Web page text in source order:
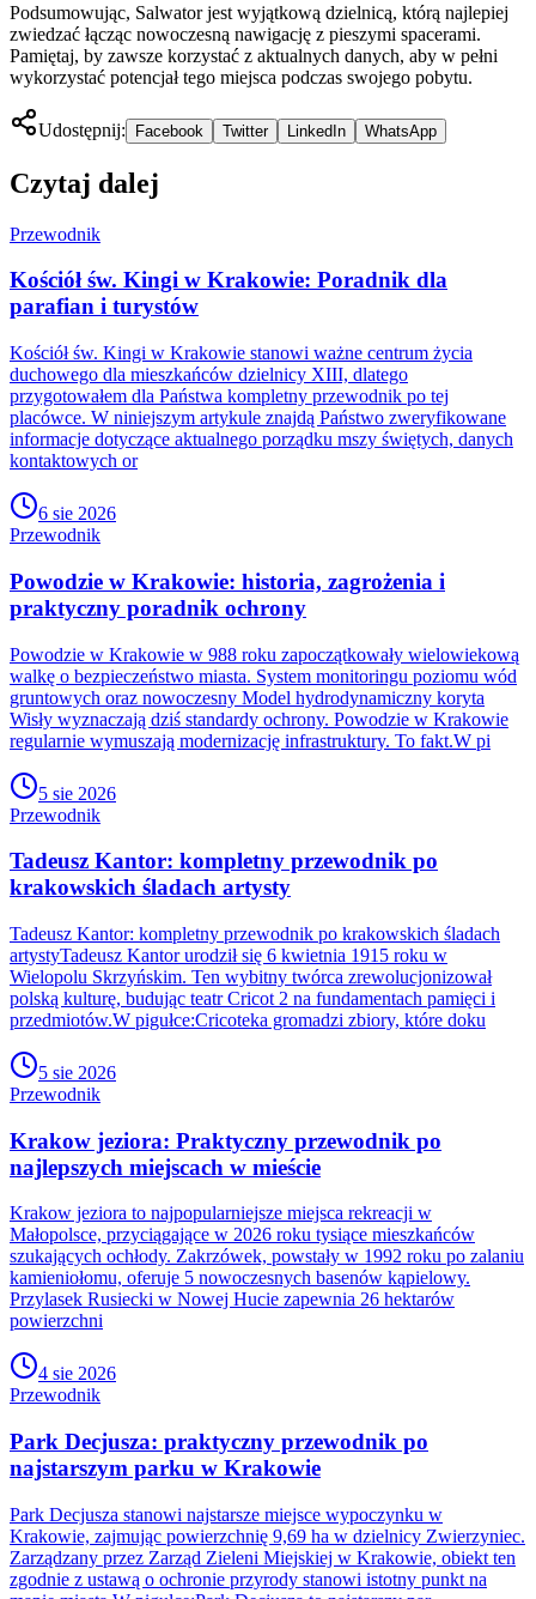
Podsumowując, Salwator jest wyjątkową dzielnicą, którą najlepiej
zwiedzać łącząc nowoczesną nawigację z pieszymi spacerami.
Pamiętaj, by zawsze korzystać z aktualnych danych, aby w pełni
wykorzystać potencjał tego miejsca podczas swojego pobytu.
Udostępnij: Facebook Twitter LinkedIn WhatsApp
Czytaj dalej
Przewodnik
Kościół św. Kingi w Krakowie: Poradnik dla
parafian i turystów
Kościół św. Kingi w Krakowie stanowi ważne centrum życia
duchowego dla mieszkańców dzielnicy XIII, dlatego
przygotowałem dla Państwa kompletny przewodnik po tej
placówce. W niniejszym artykule znajdą Państwo zweryfikowane
informacje dotyczące aktualnego porządku mszy świętych, danych
kontaktowych or
6 sie 2026
Przewodnik
Powodzie w Krakowie: historia, zagrożenia i
praktyczny poradnik ochrony
Powodzie w Krakowie w 988 roku zapoczątkowały wielowiekową
walkę o bezpieczeństwo miasta. System monitoringu poziomu wód
gruntowych oraz nowoczesny Model hydrodynamiczny koryta
Wisły wyznaczają dziś standardy ochrony. Powodzie w Krakowie
regularnie wymuszają modernizację infrastruktury. To fakt.W pi
5 sie 2026
Przewodnik
Tadeusz Kantor: kompletny przewodnik po
krakowskich śladach artysty
Tadeusz Kantor: kompletny przewodnik po krakowskich śladach
artystyTadeusz Kantor urodził się 6 kwietnia 1915 roku w
Wielopolu Skrzyńskim. Ten wybitny twórca zrewolucjonizował
polską kulturę, budując teatr Cricot 2 na fundamentach pamięci i
przedmiotów.W pigułce:Cricoteka gromadzi zbiory, które doku
5 sie 2026
Przewodnik
Krakow jeziora: Praktyczny przewodnik po
najlepszych miejscach w mieście
Krakow jeziora to najpopularniejsze miejsca rekreacji w
Małopolsce, przyciągające w 2026 roku tysiące mieszkańców
szukających ochłody. Zakrzówek, powstały w 1992 roku po zalaniu
kamieniołomu, oferuje 5 nowoczesnych basenów kąpielowy.
Przylasek Rusiecki w Nowej Hucie zapewnia 26 hektarów
powierzchni
4 sie 2026
Przewodnik
Park Decjusza: praktyczny przewodnik po
najstarszym parku w Krakowie
Park Decjusza stanowi najstarsze miejsce wypoczynku w
Krakowie, zajmując powierzchnię 9,69 ha w dzielnicy Zwierzyniec.
Zarządzany przez Zarząd Zieleni Miejskiej w Krakowie, obiekt ten
zgodnie z ustawą o ochronie przyrody stanowi istotny punkt na